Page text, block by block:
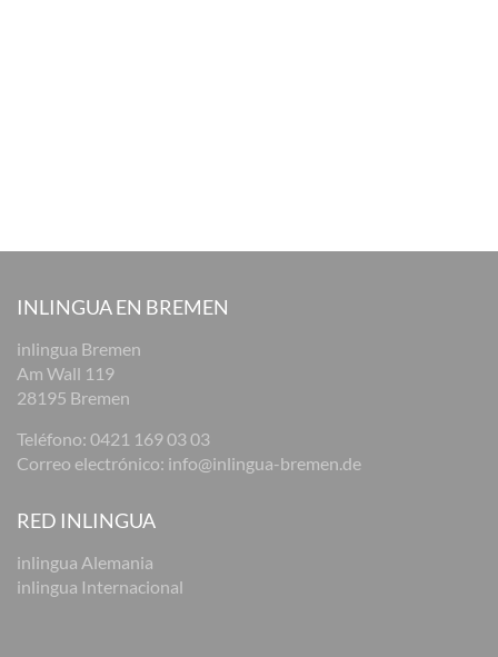
INLINGUA EN BREMEN
inlingua Bremen
Am Wall 119
28195 Bremen
Teléfono: 0421 169 03 03
Correo electrónico: info@inlingua-bremen.de
RED INLINGUA
inlingua Alemania
inlingua Internacional